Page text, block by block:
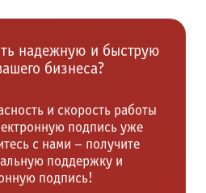
надежную и быструю
бизнеса?
и скорость работы
подпись уже
с нами – получите
поддержку и
подпись!